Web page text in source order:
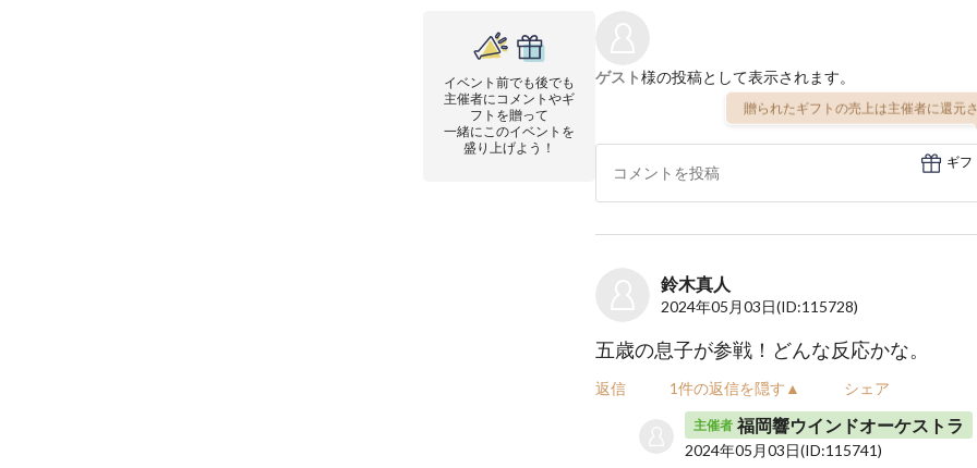
イベント前でも後でも
主催者にコメントやギ
フトを贈って
一緒にこのイベントを
盛り上げよう！
ゲスト様の投稿として表示されます。
贈られたギフトの売上は主催者に還元
ギフ
鈴木真人
2024年05月03日(ID:115728)
五歳の息子が参戦！どんな反応かな。
返信 1件の返信を隠す▲ シェア
主催者 福岡響ウインドオーケストラ
2024年05月03日(ID:115741)